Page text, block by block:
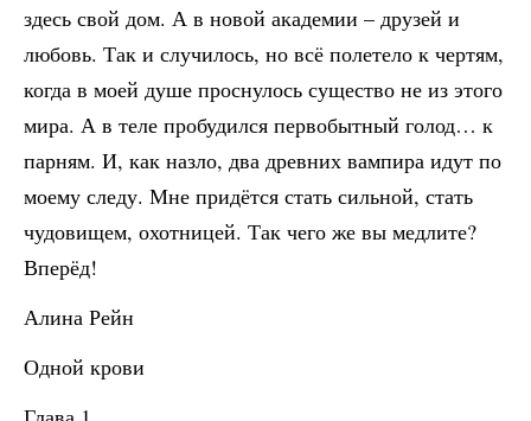
здесь свой дом. А в новой академии – друзей и
любовь. Так и случилось, но всё полетело к чертям,
когда в моей душе проснулось существо не из этого
мира. А в теле пробудился первобытный голод… к
парням. И, как назло, два древних вампира идут по
моему следу. Мне придётся стать сильной, стать
чудовищем, охотницей. Так чего же вы медлите?
Вперёд!
Алина Рейн
Одной крови